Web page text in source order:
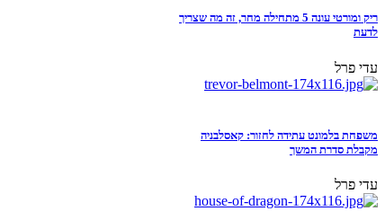
ריק ומורטי עונה 5 מתחילה מחר, זה מה שצריך
לדעת
עדי פרל
משפחת בלמונט עתידה לחזור: קאסלבניה
מקבלת סדרת המשך
עדי פרל